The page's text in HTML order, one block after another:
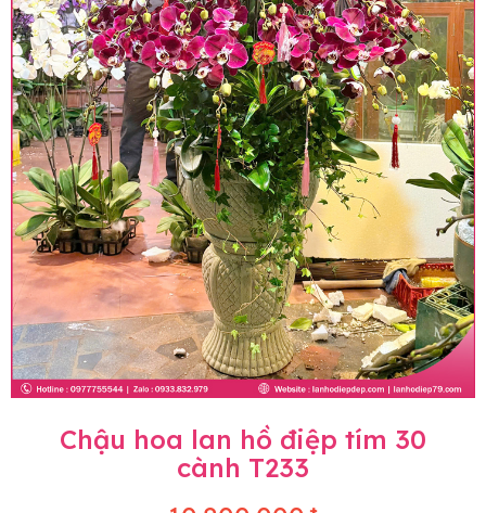
Chậu hoa lan hồ điệp tím 30
cành T233